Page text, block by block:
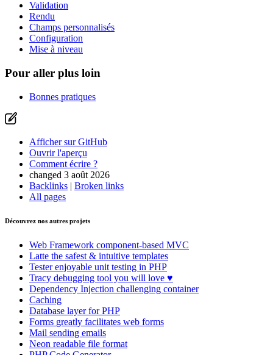
Validation
Rendu
Champs personnalisés
Configuration
Mise à niveau
Pour aller plus loin
Bonnes pratiques
Afficher sur GitHub
Ouvrir l'aperçu
Comment écrire ?
changed 3 août 2026
Backlinks | Broken links
All pages
Découvrez nos autres projets
Web Framework component-based MVC
Latte the safest & intuitive templates
Testerenjoyable unit testing in PHP
Tracy debugging tool you will love ♥
Dependency Injection challenging container
Caching
Database layer for PHP
Forms greatly facilitates web forms
Mail sending emails
Neon readable file format